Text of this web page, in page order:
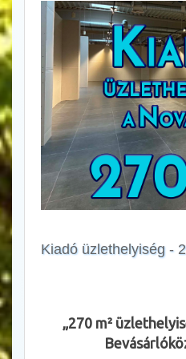
Kiadó üzlethelyiség -
„270 m²